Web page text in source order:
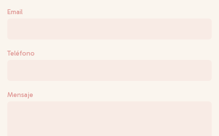
Email
Teléfono
Mensaje